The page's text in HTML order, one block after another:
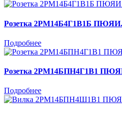
Розетка 2РМ14Б4Г1В1Б
Подробнее
Розетка 2РМ14БПН4Г1В1
Подробнее